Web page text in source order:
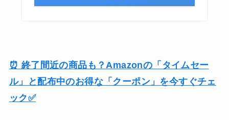
⏰ 終了間近の商品も？Amazonの「タイムセー
ル」と配布中のお得な「クーポン」を今すぐチェ
ック✅